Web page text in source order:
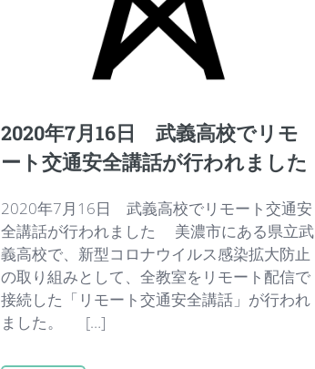
2020年7月16日 武義高校でリモ
ート交通安全講話が行われました
2020年7月16日 武義高校でリモート交通安
全講話が行われました 美濃市にある県立武
義高校で、新型コロナウイルス感染拡大防止
の取り組みとして、全教室をリモート配信で
接続した「リモート交通安全講話」が行われ
ました。 […]